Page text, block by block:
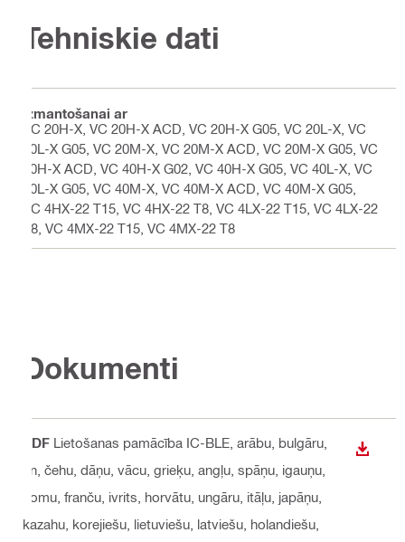
Tehniskie dati
Izmantošanai ar
VC 20H-X, VC 20H-X ACD, VC 20H-X G05, VC 20L-X, VC
20L-X G05, VC 20M-X, VC 20M-X ACD, VC 20M-X G05, VC
40H-X ACD, VC 40H-X G02, VC 40H-X G05, VC 40L-X, VC
40L-X G05, VC 40M-X, VC 40M-X ACD, VC 40M-X G05,
VC 4HX-22 T15, VC 4HX-22 T8, VC 4LX-22 T15, VC 4LX-22
T8, VC 4MX-22 T15, VC 4MX-22 T8
Dokumenti
PDF Lietošanas pamācība IC-BLE , arābu, bulgāru,
cn, čehu, dāņu, vācu, grieķu, angļu, spāņu, igauņu,
somu, franču, ivrits, horvātu, ungāru, itāļu, japāņu,
kazahu, korejiešu, lietuviešu, latviešu, holandiešu,